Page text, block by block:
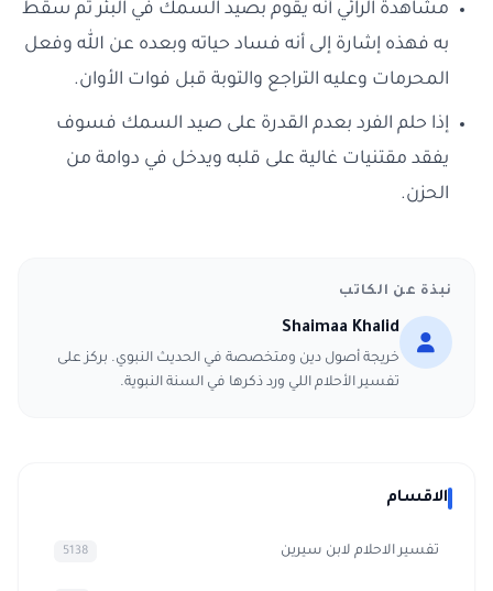
مشاهدة الرائي أنه يقوم بصيد السمك في البئر ثم سقط
به فهذه إشارة إلى أنه فساد حياته وبعده عن الله وفعل
المحرمات وعليه التراجع والتوبة قبل فوات الأوان.
إذا حلم الفرد بعدم القدرة على صيد السمك فسوف
يفقد مقتنيات غالية على قلبه ويدخل في دوامة من
الحزن.
نبذة عن الكاتب
Shaimaa Khalid
خريجة أصول دين ومتخصصة في الحديث النبوي. بركز على
تفسير الأحلام اللي ورد ذكرها في السنة النبوية.
الاقسام
تفسير الاحلام لابن سيرين 5138